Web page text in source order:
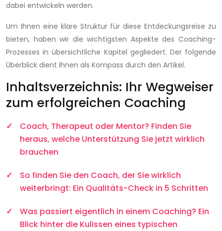
dabei entwickeln werden.
Um Ihnen eine klare Struktur für diese Entdeckungsreise zu
bieten, haben wir die wichtigsten Aspekte des Coaching-
Prozesses in übersichtliche Kapitel gegliedert. Der folgende
Überblick dient Ihnen als Kompass durch den Artikel.
Inhaltsverzeichnis: Ihr Wegweiser
zum erfolgreichen Coaching
Coach, Therapeut oder Mentor? Finden Sie
heraus, welche Unterstützung Sie jetzt wirklich
brauchen
So finden Sie den Coach, der Sie wirklich
weiterbringt: Ein Qualitäts-Check in 5 Schritten
Was passiert eigentlich in einem Coaching? Ein
Blick hinter die Kulissen eines typischen